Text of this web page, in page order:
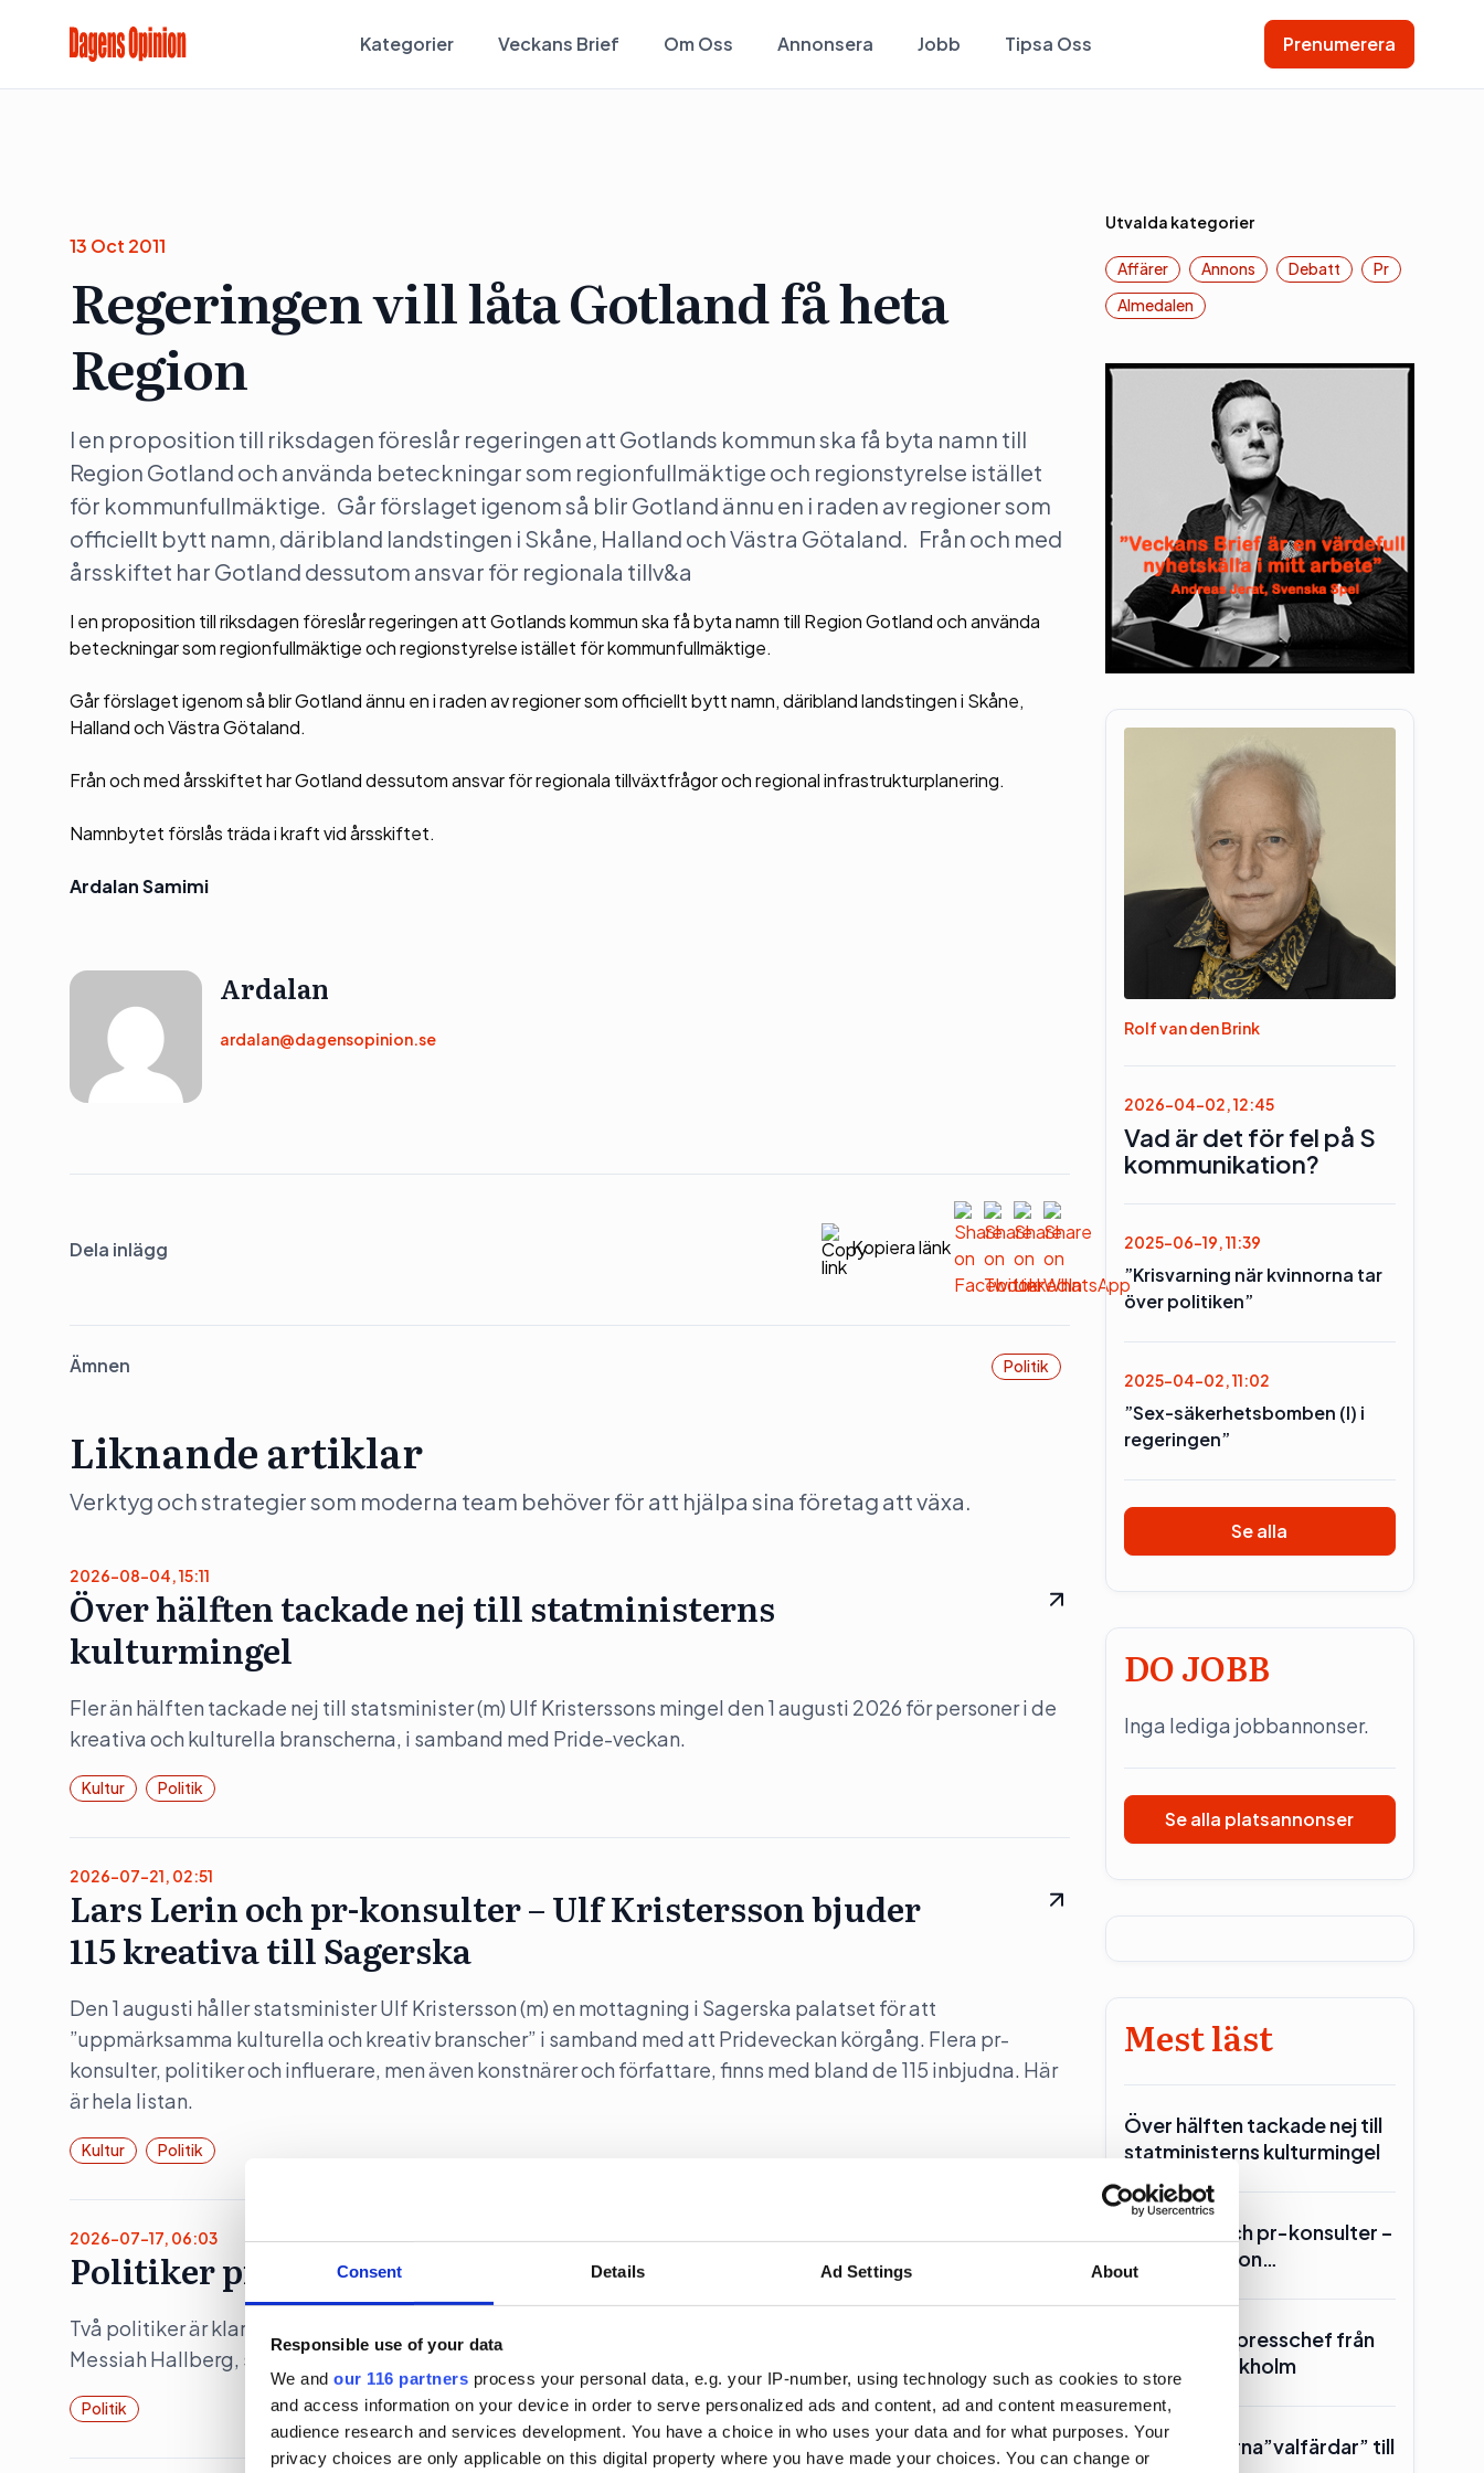
Consent Details Ad Settings About
Responsible use of your data
We and our 116 partners process your personal data, e.g. your IP-number, using technology such as cookies to store
and access information on your device in order to serve personalized ads and content, ad and content measurement,
audience research and services development. You have a choice in who uses your data and for what purposes. Your
privacy choices are only applicable on this digital property where you have made your choices. You can change or
Kategorier Veckans Brief Om Oss Annonsera Jobb Tipsa Oss Prenumerera
13 Oct 2011
Regeringen vill låta Gotland få heta
Region
I en proposition till riksdagen föreslår regeringen att Gotlands kommun ska få byta namn till
Region Gotland och använda beteckningar som regionfullmäktige och regionstyrelse istället
för kommunfullmäktige. Går förslaget igenom så blir Gotland ännu en i raden av regioner som
officiellt bytt namn, däribland landstingen i Skåne, Halland och Västra Götaland. Från och med
årsskiftet har Gotland dessutom ansvar för regionala tillv&a
I en proposition till riksdagen föreslår regeringen att Gotlands kommun ska få byta namn till Region Gotland och använda
beteckningar som regionfullmäktige och regionstyrelse istället för kommunfullmäktige.
Går förslaget igenom så blir Gotland ännu en i raden av regioner som officiellt bytt namn, däribland landstingen i Skåne,
Halland och Västra Götaland.
Från och med årsskiftet har Gotland dessutom ansvar för regionala tillväxtfrågor och regional infrastrukturplanering.
Namnbytet förslås träda i kraft vid årsskiftet.
Ardalan Samimi
Ardalan
ardalan@dagensopinion.se
Dela inlägg Kopiera länk
Ämnen Politik
Liknande artiklar
Verktyg och strategier som moderna team behöver för att hjälpa sina företag att växa.
2026-08-04, 15:11
Över hälften tackade nej till statministerns
kulturmingel
Fler än hälften tackade nej till statsminister (m) Ulf Kristerssons mingel den 1 augusti 2026 för personer i de
kreativa och kulturella branscherna, i samband med Pride-veckan.
Kultur Politik
2026-07-21, 02:51
Lars Lerin och pr-konsulter – Ulf Kristersson bjuder
115 kreativa till Sagerska
Den 1 augusti håller statsminister Ulf Kristersson (m) en mottagning i Sagerska palatset för att
”uppmärksamma kulturella och kreativ branscher” i samband med att Prideveckan körgång. Flera pr-
konsulter, politiker och influerare, men även konstnärer och författare, finns med bland de 115 inbjudna. Här
är hela listan.
Kultur Politik
2026-07-17, 06:03
Politiker pratar på Way out West
Två politiker är klara när musikfestivalen Way out West återinför samtal i programmet. Programledare är
Messiah Hallberg, som vanligtvis leder Svenska Nyheter i SVT.
Politik
Utvalda kategorier
Affärer Annons Debatt
Pr
Almedalen
Rolf van den Brink
2026-04-02, 12:45
Vad är det för fel på S
kommunikation?
2025-06-19, 11:39
”Krisvarning när kvinnorna tar
över politiken”
2025-04-02, 11:02
”Sex-säkerhetsbomben (l) i
regeringen”
Se alla
DO JOBB
Inga lediga jobbannonser.
Se alla platsannonser
Mest läst
Över hälften tackade nej till
statministerns kulturmingel
Lars Lerin och pr-konsulter –
Ulf Kristersson…
SKR hämtar presschef från
Region Stockholm
Toppolitikerna”valfärdar” till